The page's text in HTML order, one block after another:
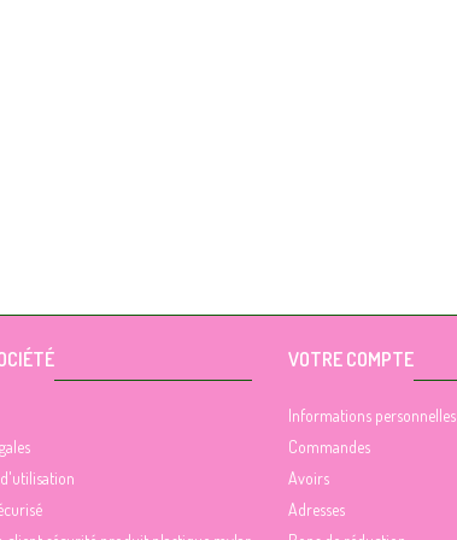
VOTRE COMPTE
Informations personnelles
Commandes
Avoirs
Adresses